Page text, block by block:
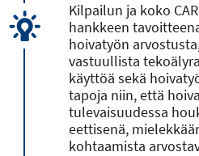
Kilpailun ja koko
hankkeen
hoivatyön
vastuullista
käyttöä sekä
tapoja niin, että
tulevaisuudessa
eettisenä,
kohtaamista